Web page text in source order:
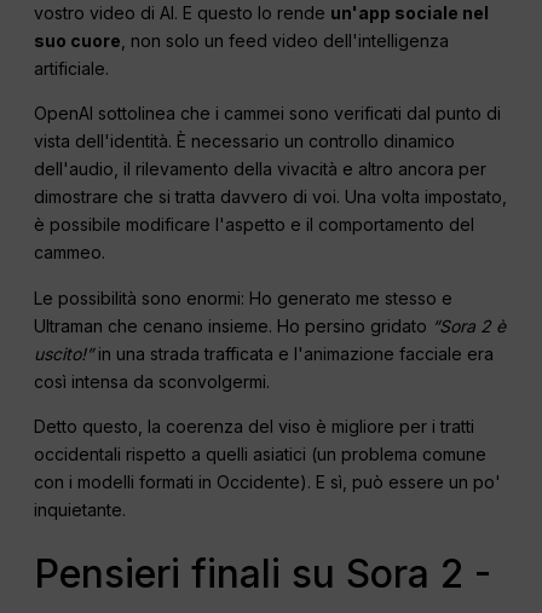
vostro video di AI. E questo lo rende un'app sociale nel
suo cuore , non solo un feed video dell'intelligenza
artificiale.
OpenAI sottolinea che i cammei sono verificati dal punto di
vista dell'identità. È necessario un controllo dinamico
dell'audio, il rilevamento della vivacità e altro ancora per
dimostrare che si tratta davvero di voi. Una volta impostato,
è possibile modificare l'aspetto e il comportamento del
cammeo.
Le possibilità sono enormi: Ho generato me stesso e
Ultraman che cenano insieme. Ho persino gridato “Sora 2 è
uscito!”in una strada trafficata e l'animazione facciale era
così intensa da sconvolgermi.
Detto questo, la coerenza del viso è migliore per i tratti
occidentali rispetto a quelli asiatici (un problema comune
con i modelli formati in Occidente). E sì, può essere un po'
inquietante.
Pensieri finali su Sora 2 -